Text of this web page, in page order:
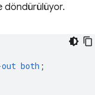
döndürülüyor.
both ;